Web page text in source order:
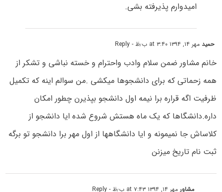
امیدوارم پذیرفته بشی.
حمیدمهر ۱۴, ۱۳۹۴ at ۳:۴۰ ب٫ظ - Reply
خانم مشاور ضمن سلام وادب واحترام و خسته نباشی و تشکر از
همه زحماتی که برای دانشجوها میکشی .من سوالم اینه که تکمیل
ظرفیت اگه قراره برا نیمه اول دانشجو بپذیرن چطور امکان
داره.دانشگاها که یک ماه هستش شروع شده ایا دانشجو از
کلاساش جا نمیمونه و ایا دانشگاهها از اول مهر برا دانشجو تو برگه
ثبت نام تاریخ میزنن
مشاورمهر ۱۴, ۱۳۹۴ at ۷:۴۳ ب٫ظ - Reply